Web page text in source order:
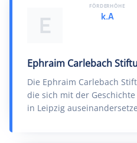
E
Ephraim Carlebach
Die Ephraim Carlebach
die sich mit der
in Leipzig
FÖRDERHÖHE
k.A